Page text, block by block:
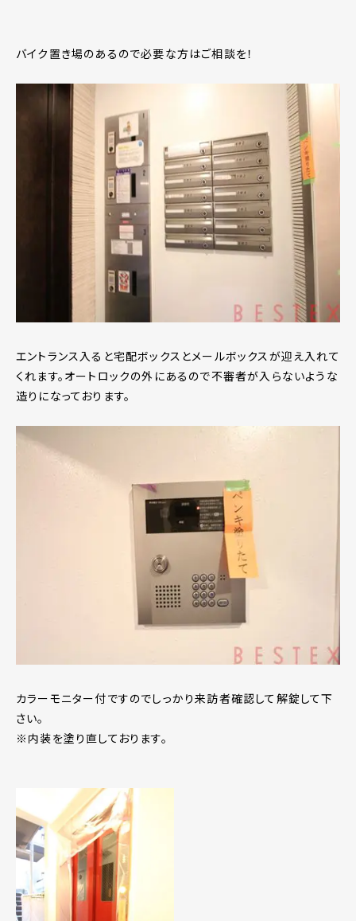
バイク置き場のあるので必要な方はご相談を！
エントランス入ると宅配ボックスとメールボックスが迎え入れて
くれます。オートロックの外にあるので不審者が入らないような
造りになっております。
カラーモニター付ですのでしっかり来訪者確認して解錠して下
さい。
※内装を塗り直しております。